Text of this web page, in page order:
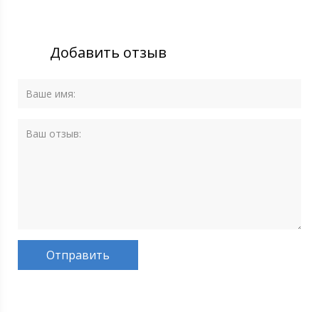
Добавить отзыв